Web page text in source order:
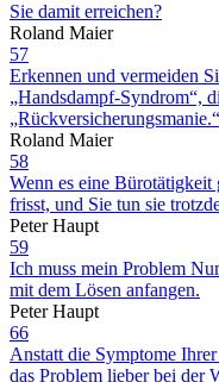
Sie damit erreichen?
Roland Maier
57
Erkennen und vermeiden
„Handsdampf-Syndrom“,
„Rückversicherungsmanie.“
Roland Maier
58
Wenn es eine
frisst, und Sie tun sie
Peter Haupt
59
Ich muss mein Problem
mit dem Lösen anfangen.
Peter Haupt
66
Anstatt die Symptome
das Problem lieber bei der